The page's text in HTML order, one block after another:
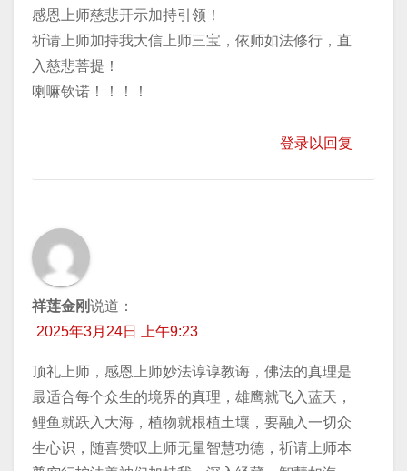
感恩上师慈悲开示加持引领！
祈请上师加持我大信上师三宝，依师如法修行，直
入慈悲菩提！
喇嘛钦诺！！！！
登录以回复
祥莲金刚说道：
2025年3月24日 上午9:23
顶礼上师，感恩上师妙法谆谆教诲，佛法的真理是
最适合每个众生的境界的真理，雄鹰就飞入蓝天，
鲤鱼就跃入大海，植物就根植土壤，要融入一切众
生心识，随喜赞叹上师无量智慧功德，祈请上师本